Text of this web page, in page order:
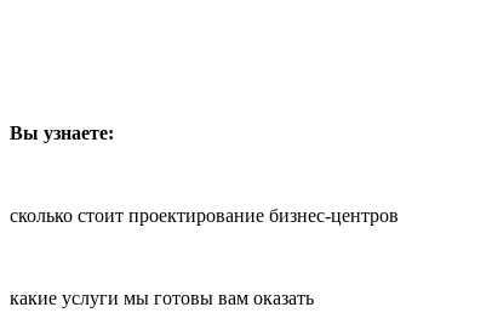
Вы узнаете:
сколько стоит проектирование бизнес-центров
какие услуги мы готовы вам оказать